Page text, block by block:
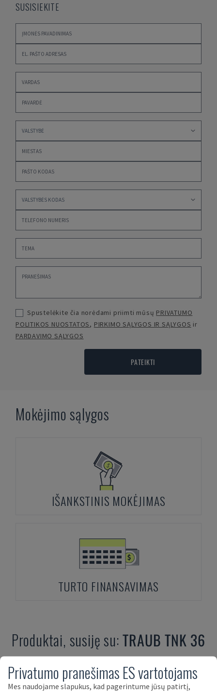
SUSISIEKITE
Spustelėkite čia norėdami priimti mūsų PRIVATUMO
POLITIKOS NUOSTATOS, PIRKIMO SĄLYGOS IR SĄLYGOS ir
PARDAVIMO SĄLYGOS
PATEIKTI
Mokėjimo sąlygos
IŠANKSTINIS MOKĖJIMAS
TURTO FINANSAVIMAS
Produktai, susiję su:TRAUB TNK 36
Privatumo pranešimas ES vartotojams
Mes naudojame slapukus, kad pagerintume jūsų patirtį,